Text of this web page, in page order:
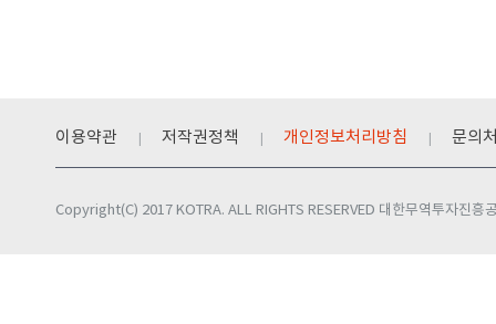
이용약관 저작권정책 개인정보처리방침 문의
Copyright(C) 2017 KOTRA. ALL RIGHTS RESERVED 대한무역투자진흥